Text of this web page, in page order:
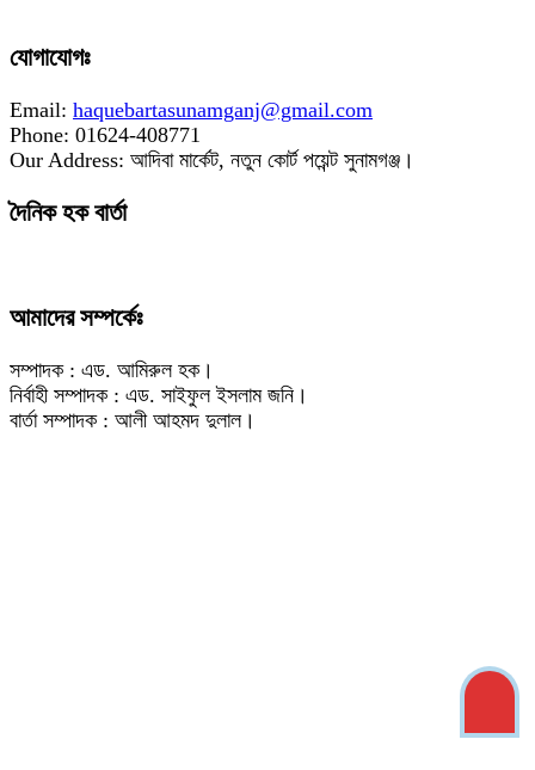
যোগাযোগঃ
Email: haquebartasunamganj@gmail.com
Phone: 01624-408771
Our Address: আদিবা মার্কেট, নতুন কোর্ট পয়েন্ট সুনামগঞ্জ।
দৈনিক হক বার্তা
আমাদের সম্পর্কেঃ
সম্পাদক : এড. আমিরুল হক।
নির্বাহী সম্পাদক : এড. সাইফুল ইসলাম জনি।
বার্তা সম্পাদক : আলী আহমদ দুলাল।